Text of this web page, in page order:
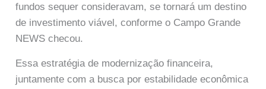
fundos sequer consideravam, se tornará um destino
de investimento viável, conforme o Campo Grande
NEWS checou.
Essa estratégia de modernização financeira,
juntamente com a busca por estabilidade econômica